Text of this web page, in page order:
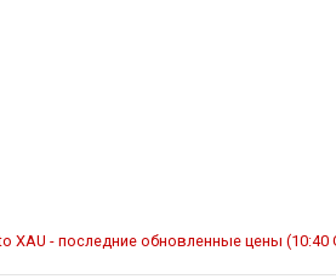
XAU - последние обновленные цены (10:40